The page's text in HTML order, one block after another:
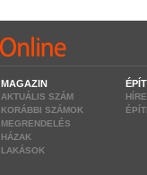
MAGAZIN
AKTUÁLIS SZÁM
KORÁBBI SZÁMOK
MEGRENDELÉS
HÁZAK
LAKÁSOK